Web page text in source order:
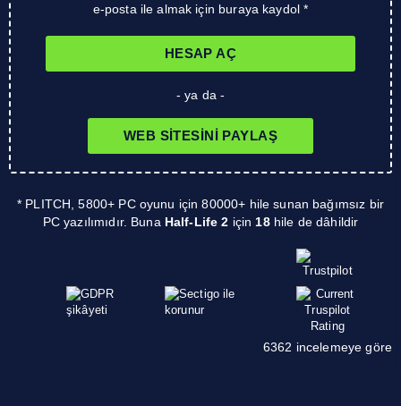
e-posta ile almak için buraya kaydol *
HESAP AÇ
- ya da -
WEB SITESINI PAYLAŞ
* PLITCH, 5800+ PC oyunu için 80000+ hile sunan bağımsız bir
PC yazılımıdır. Buna Half-Life 2 için 18hile de dâhildir
6362 incelemeye göre